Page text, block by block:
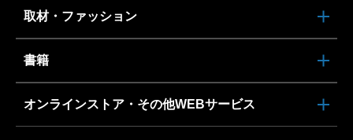
取材・ファッション
書籍
オンラインストア・その他WEBサービス